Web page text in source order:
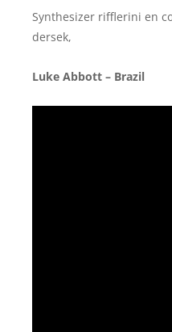
Synthesizer rifflerini en
dersek,
Luke Abbott – Brazil